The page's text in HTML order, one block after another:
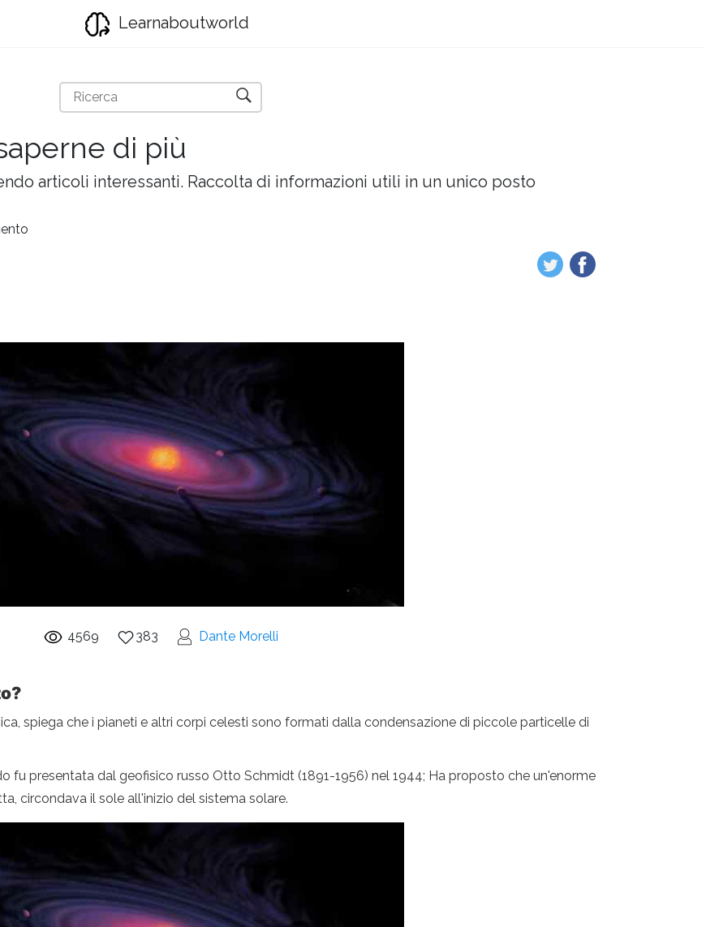
Learnaboutworld
di più
articoli interessanti. Raccolta di informazioni utili in un unico posto
4569 383 Dante Morelli
spiega che i pianeti e altri corpi celesti sono formati dalla condensazione di piccole particelle di
fu presentata dal geofisico russo Otto Schmidt (1891-1956) nel 1944; Ha proposto che un'enorme
circondava il sole all'inizio del sistema solare.